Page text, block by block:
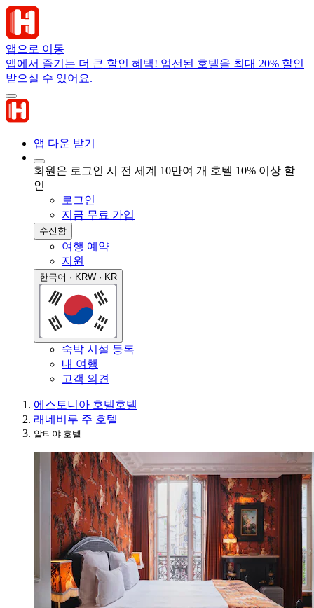
앱으로 이동
앱에서 즐기는 더 큰 할인 혜택! 엄선된 호텔을 최대 20% 할인
받으실 수 있어요.
앱 다운 받기
회원은 로그인 시 전 세계 10만여 개 호텔 10% 이상 할
인
로그인
지금 무료 가입
수신함
여행 예약
지원
한국어 · KRW · KR
숙박 시설 등록
내 여행
고객 의견
에스토니아 호텔호텔
래네비루 주 호텔
알티야 호텔